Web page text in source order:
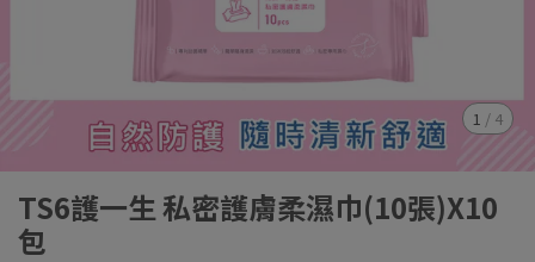
1 / 4
TS6護一生 私密護膚柔濕巾(10張)X10
包